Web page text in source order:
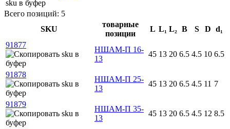
Всего позиций: 5
SKU
товарные
позиции
L L₁ L₂ B S D d₁
91877
НШАМ-П 16-
13
45 13 20 6.5 4.5 10 6.5
91878
НШАМ-П 25-
13
45 13 20 6.5 4.5 11 7
91879
НШАМ-П 35-
13
45 13 20 6.5 4.5 12 8.5